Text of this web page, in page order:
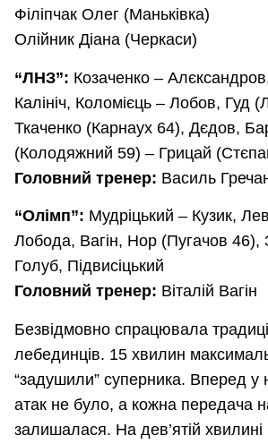
Філіпчак Олег (Маньківка)
Олійник Діана (Черкаси)
“ЛНЗ”: Козаченко –
Калініч, Коломієць – Лобов, Гуд
Ткаченко (Карнаух 64), Дєдов,
(Колодяжний 59) – Грицай
Головний тренер: Василь
“Олімп”: Мудріцький – Кузик,
Лобода, Вагін, Нор (Пугачов 46),
Голуб, Підвисіцький
Головний тренер: Віталій Вагін
Безвідмовно спрацювала
лебединців. 15 хвилин
“задушили” суперника. Вперед у
атак не було, а кожна передача
залишалася. На дев’ятій